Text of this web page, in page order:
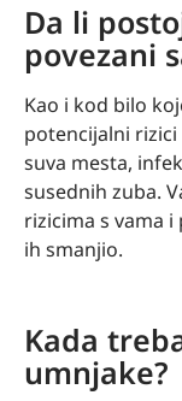
Da li
povezani
Kao i kod bilo
potencijalni
suva mesta,
susednih zuba.
rizicima s vama
ih smanjio.
Kada
umnjake?